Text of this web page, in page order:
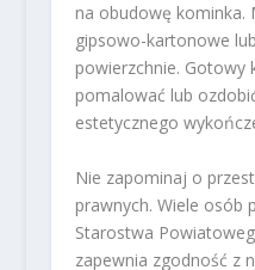
na obudowę kominka.
gipsowo-kartonowe
powierzchnie. Gotowy
pomalować lub
estetycznego
Nie zapominaj o
prawnych. Wiele osób
Starostwa
zapewnia zgodność z